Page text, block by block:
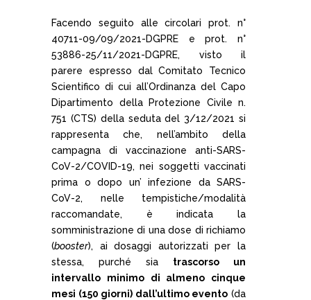
Facendo seguito alle circolari prot. n°
40711-09/09/2021-DGPRE e prot. n°
53886-25/11/2021-DGPRE, visto il
parere espresso dal Comitato Tecnico
Scientifico di cui all’Ordinanza del Capo
Dipartimento della Protezione Civile n.
751 (CTS) della seduta del 3/12/2021 si
rappresenta che, nell’ambito della
campagna di vaccinazione anti-SARS-
CoV-2/COVID-19, nei soggetti vaccinati
prima o dopo un’ infezione da SARS-
CoV-2, nelle tempistiche/modalità
raccomandate, è indicata la
somministrazione di una dose di richiamo
(booster), ai dosaggi autorizzati per la
stessa, purché sia trascorso un
intervallo minimo di almeno cinque
mesi (150 giorni) dall’ultimo evento (da